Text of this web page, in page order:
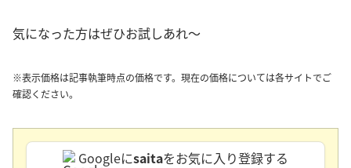
気になった方はぜひお試しあれ〜
※表示価格は記事執筆時点の価格です。現在の価格については各サイトでご
確認ください。
Googleにsaitaをお気に入り登録する